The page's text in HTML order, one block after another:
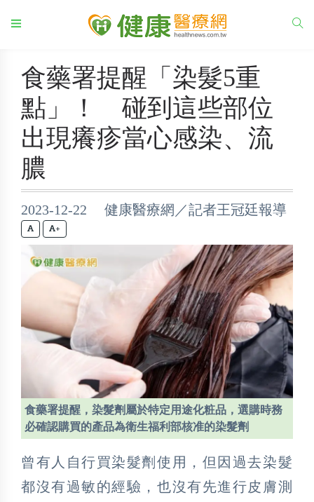
食藥署提醒「染髮5重
點」！ 碰到這些部位
出現癢疹當心感染、流
膿
2023-12-22 健康醫療網／記者王冠廷報導
+
食藥署提醒，染髮劑屬於特定用途化粧品，選購時務
必確認購買的產品為衛生福利部核准的染髮劑
曾有人自行買染髮劑使用，但因過去染髮
都沒有過敏的經驗，也沒有先進行皮膚測